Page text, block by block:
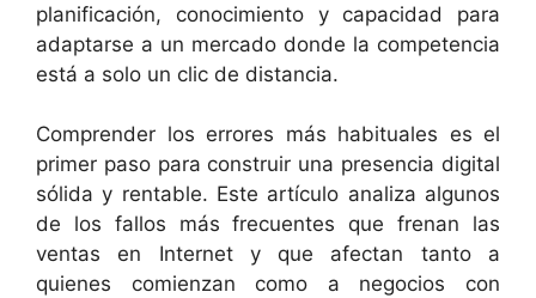
planificación, conocimiento y capacidad para
adaptarse a un mercado donde la competencia
está a solo un clic de distancia.
Comprender los errores más habituales es el
primer paso para construir una presencia digital
sólida y rentable. Este artículo analiza algunos
de los fallos más frecuentes que frenan las
ventas en Internet y que afectan tanto a
quienes comienzan como a negocios con